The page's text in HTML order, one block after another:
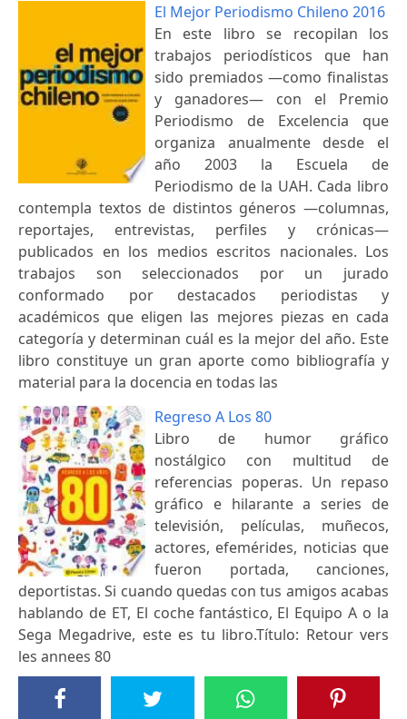
El Mejor Periodismo Chileno 2016
En este libro se recopilan los
trabajos periodísticos que han
sido premiados —como finalistas
y ganadores— con el Premio
Periodismo de Excelencia que
organiza anualmente desde el
año 2003 la Escuela de
Periodismo de la UAH. Cada libro
contempla textos de distintos géneros —columnas,
reportajes, entrevistas, perfiles y crónicas—
publicados en los medios escritos nacionales. Los
trabajos son seleccionados por un jurado
conformado por destacados periodistas y
académicos que eligen las mejores piezas en cada
categoría y determinan cuál es la mejor del año. Este
libro constituye un gran aporte como bibliografía y
material para la docencia en todas las
Regreso A Los 80
Libro de humor gráfico
nostálgico con multitud de
referencias poperas. Un repaso
gráfico e hilarante a series de
televisión, películas, muñecos,
actores, efemérides, noticias que
fueron portada, canciones,
deportistas. Si cuando quedas con tus amigos acabas
hablando de ET, El coche fantástico, El Equipo A o la
Sega Megadrive, este es tu libro.Título: Retour vers
les annees 80